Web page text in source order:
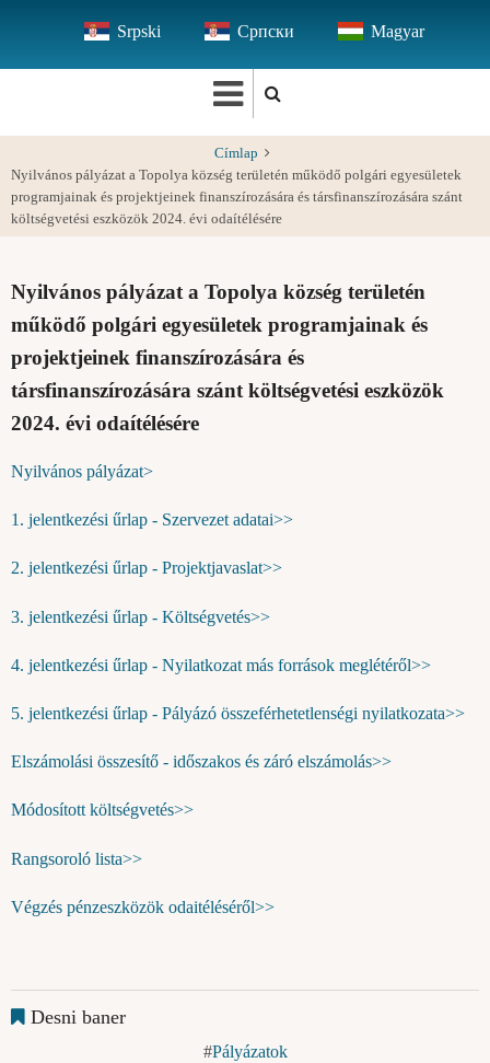
tartalomra
Srpski Српски Magyar
Címlap
Nyilvános pályázat a Topolya község területén működő polgári egyesületek
programjainak és projektjeinek finanszírozására és társfinanszírozására szánt
költségvetési eszközök 2024. évi odaítélésére
Nyilvános pályázat a Topolya község területén
működő polgári egyesületek programjainak és
projektjeinek finanszírozására és
társfinanszírozására szánt költségvetési eszközök
2024. évi odaítélésére
Nyilvános pályázat>
1. jelentkezési űrlap - Szervezet adatai>>
2. jelentkezési űrlap - Projektjavaslat>>
3. jelentkezési űrlap - Költségvetés>>
4. jelentkezési űrlap - Nyilatkozat más források meglétéről>>
5. jelentkezési űrlap - Pályázó összeférhetetlenségi nyilatkozata>>
Elszámolási összesítő - időszakos és záró elszámolás>>
Módosított költségvetés>>
Rangsoroló lista>>
Végzés pénzeszközök odaitéléséről>>
Desni baner
Pályázatok